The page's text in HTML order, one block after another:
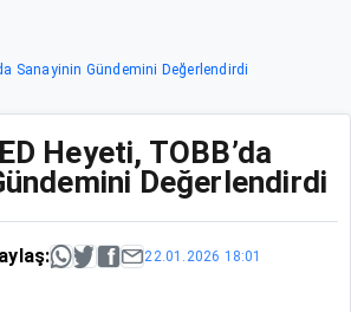
Sanayinin Gündemini Değerlendirdi
Heyeti, TOBB’da
Değerlendirdi
22.01.2026 18:01